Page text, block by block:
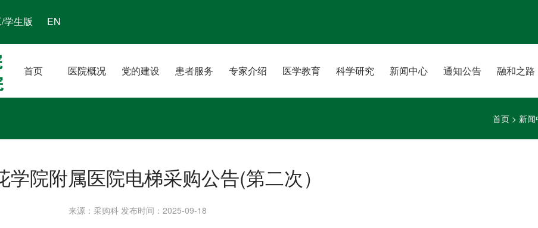
学生版 EN
首页 医院概况 党的建设 患者服务 专家介绍 医学教育 科学研究 新闻中心 通知公告 融和之路
首页 > 新
学院附属医院电梯采购公告(第二次）
来源：采购科 发布时间：2025-09-18